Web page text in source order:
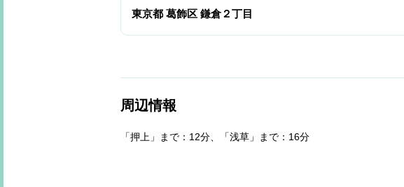
東京都 葛飾区 鎌倉２丁目
周辺情報
「押上」まで：12分、「浅草」まで：16分